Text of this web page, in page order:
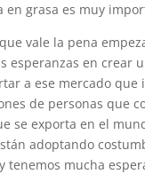
en grasa es muy
vale la pena
esperanzas en crear
a ese mercado que
de personas que
se exporta en el
adoptando
tenemos mucha